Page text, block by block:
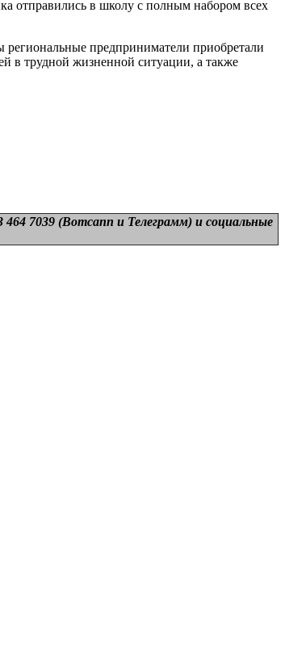
отправились в школу с полным набором всех
региональные предприниматели приобретали
в трудной жизненной ситуации, а также
464 7039 (Вотсапп и Телеграмм) и социальные